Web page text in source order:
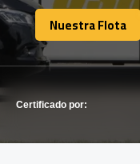
FLOTA
Nuestra Flota
Nuestra Flota
Certificado por: